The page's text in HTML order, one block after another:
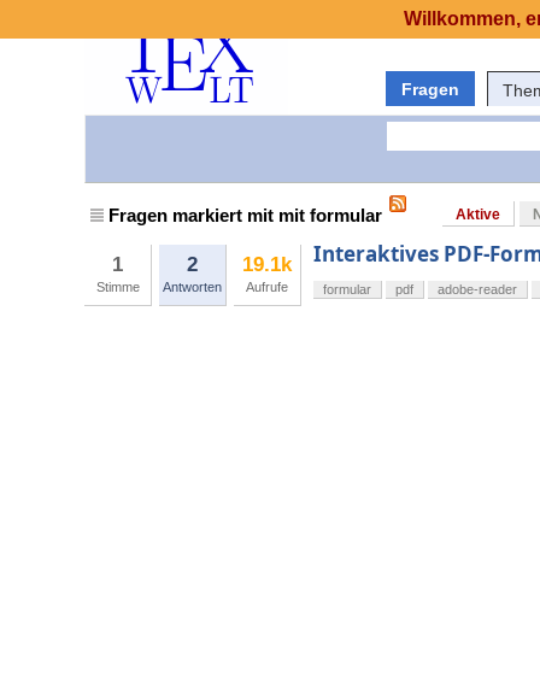
Fragen
Fragen markiert mit mit formular Aktive
1
Stimme
2
Antworten
19.1k
Aufrufe
Interaktives PDF-
formular pdf adobe-reader
Willkommen,